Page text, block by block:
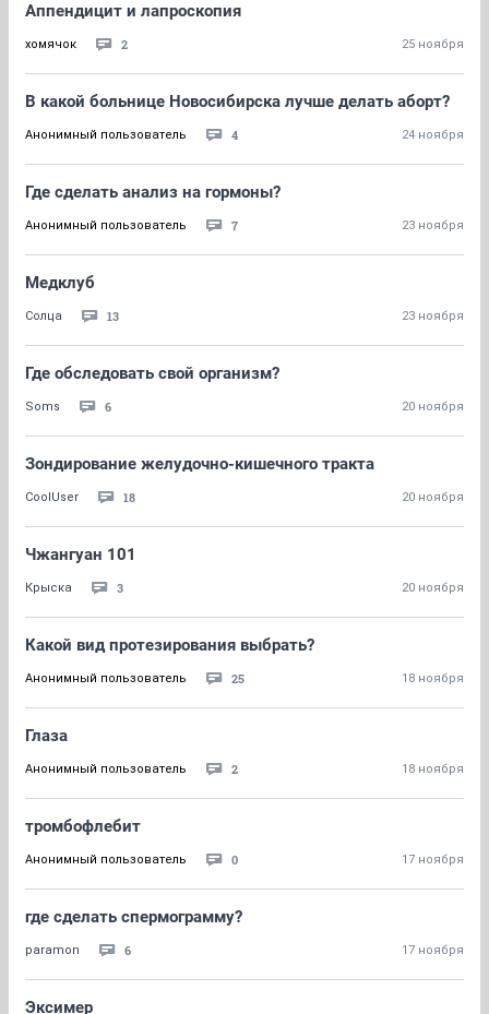
Аппендицит и лапроскопия
хомячок 2 25 ноября
В какой больнице Новосибирска лучше делать аборт?
Анонимный пользователь 4 24 ноября
Где сделать анализ на гормоны?
Анонимный пользователь 7 23 ноября
Медклуб
Солца 13 23 ноября
Где обследовать свой организм?
Soms 6 20 ноября
Зондирование желудочно-кишечного тракта
CoolUser 18 20 ноября
Чжангуан 101
Крыска 3 20 ноября
Какой вид протезирования выбрать?
Анонимный пользователь 25 18 ноября
Глаза
Анонимный пользователь 2 18 ноября
тромбофлебит
Анонимный пользователь 0 17 ноября
где сделать спермограмму?
paramon 6 17 ноября
Эксимер